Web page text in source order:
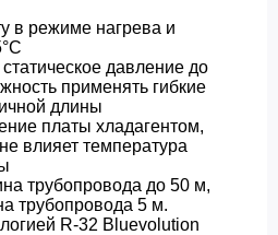
в режиме нагрева и
давление до
применять гибкие
длины
платы хладагентом,
влияет температура
трубопровода до 50 м,
трубопровода 5 м.
R-32 Bluevolution